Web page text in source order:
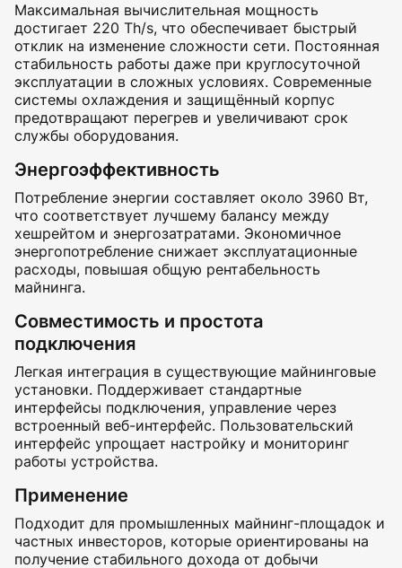
Максимальная вычислительная мощность
достигает 220 Th/s, что обеспечивает быстрый
отклик на изменение сложности сети. Постоянная
стабильность работы даже при круглосуточной
эксплуатации в сложных условиях. Современные
системы охлаждения и защищённый корпус
предотвращают перегрев и увеличивают срок
службы оборудования.
Энергоэффективность
Потребление энергии составляет около 3960 Вт,
что соответствует лучшему балансу между
хешрейтом и энергозатратами. Экономичное
энергопотребление снижает эксплуатационные
расходы, повышая общую рентабельность
майнинга.
Совместимость и простота
подключения
Легкая интеграция в существующие майнинговые
установки. Поддерживает стандартные
интерфейсы подключения, управление через
встроенный веб-интерфейс. Пользовательский
интерфейс упрощает настройку и мониторинг
работы устройства.
Применение
Подходит для промышленных майнинг-площадок и
частных инвесторов, которые ориентированы на
получение стабильного дохода от добычи